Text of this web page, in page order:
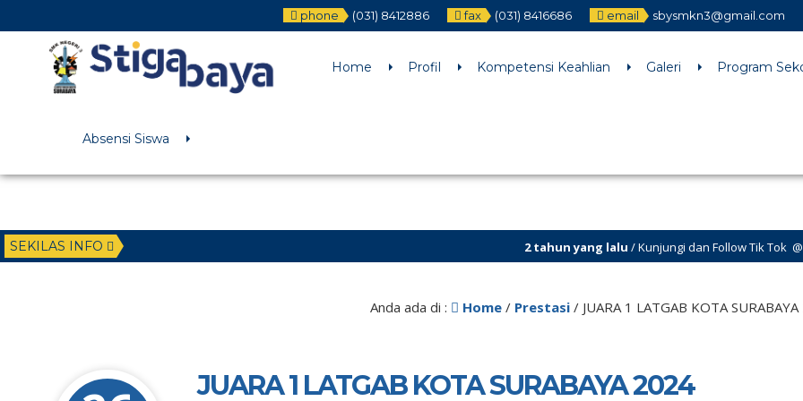
: Function WP_Dependencies->add_data() was called with an argument that isdeprecatedsince version 6.9.0! IE
/home/u6225882/public_html/wp-includes/functions.php
phone (031) 8412886 fax (031) 8416686 email sbysmkn3@gmail.com
Home Profil Kompetensi Keahlian Galeri Program
Absensi Siswa
SEKILAS INFO 2 tahun yang lalu/ Kunjungi dan Follow Tik Tok
Anda ada di : Home / Prestasi / JUARA 1 LATGAB KOTA
JUARA 1 LATGAB KOTA SURABAYA 2024